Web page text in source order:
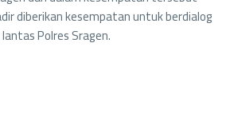
diberikan kesempatan untuk berdialog
Polres Sragen.